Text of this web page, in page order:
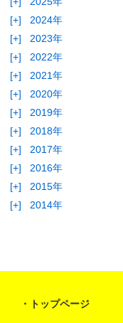
[+]
2024年
[+]
2023年
[+]
2022年
[+]
2021年
[+]
2020年
[+]
2019年
[+]
2018年
[+]
2017年
[+]
2016年
[+]
2015年
[+]
2014年
トップページ